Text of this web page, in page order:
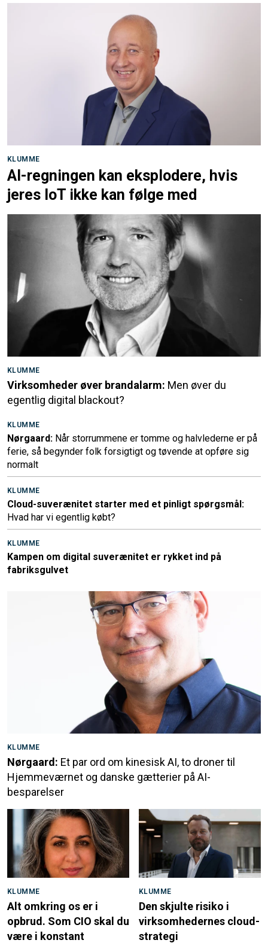
KLUMME
AI-regningen kan eksplodere, hvis
jeres IoT ikke kan følge med
KLUMME
Virksomheder øver brandalarm: Men øver du
egentlig digital blackout?
KLUMME
Nørgaard: Når storrummene er tomme og halvlederne er på
ferie, så begynder folk forsigtigt og tøvende at opføre sig
normalt
KLUMME
Cloud-suverænitet starter med et pinligt spørgsmål:
Hvad har vi egentlig købt?
KLUMME
Kampen om digital suverænitet er rykket ind på
fabriksgulvet
KLUMME
Nørgaard: Et par ord om kinesisk AI, to droner til
Hjemmeværnet og danske gætterier på AI-
besparelser
KLUMME
Alt omkring os er i
opbrud. Som CIO skal du
være i konstant
KLUMME
Den skjulte risiko i
virksomhedernes cloud-
strategi